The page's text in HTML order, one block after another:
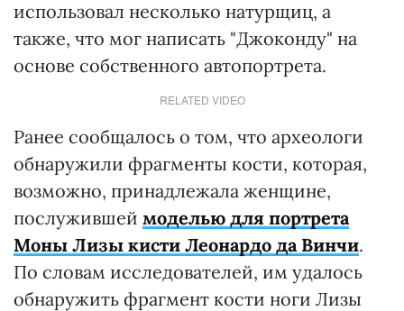
использовал несколько натурщиц, а
также, что мог написать "Джоконду" на
основе собственного автопортрета.
RELATED VIDEO
Ранее сообщалось о том, что археологи
обнаружили фрагменты кости, которая,
возможно, принадлежала женщине,
послужившей моделью для портрета
Моны Лизы кисти Леонардо да Винчи.
По словам исследователей, им удалось
обнаружить фрагмент кости ноги Лизы